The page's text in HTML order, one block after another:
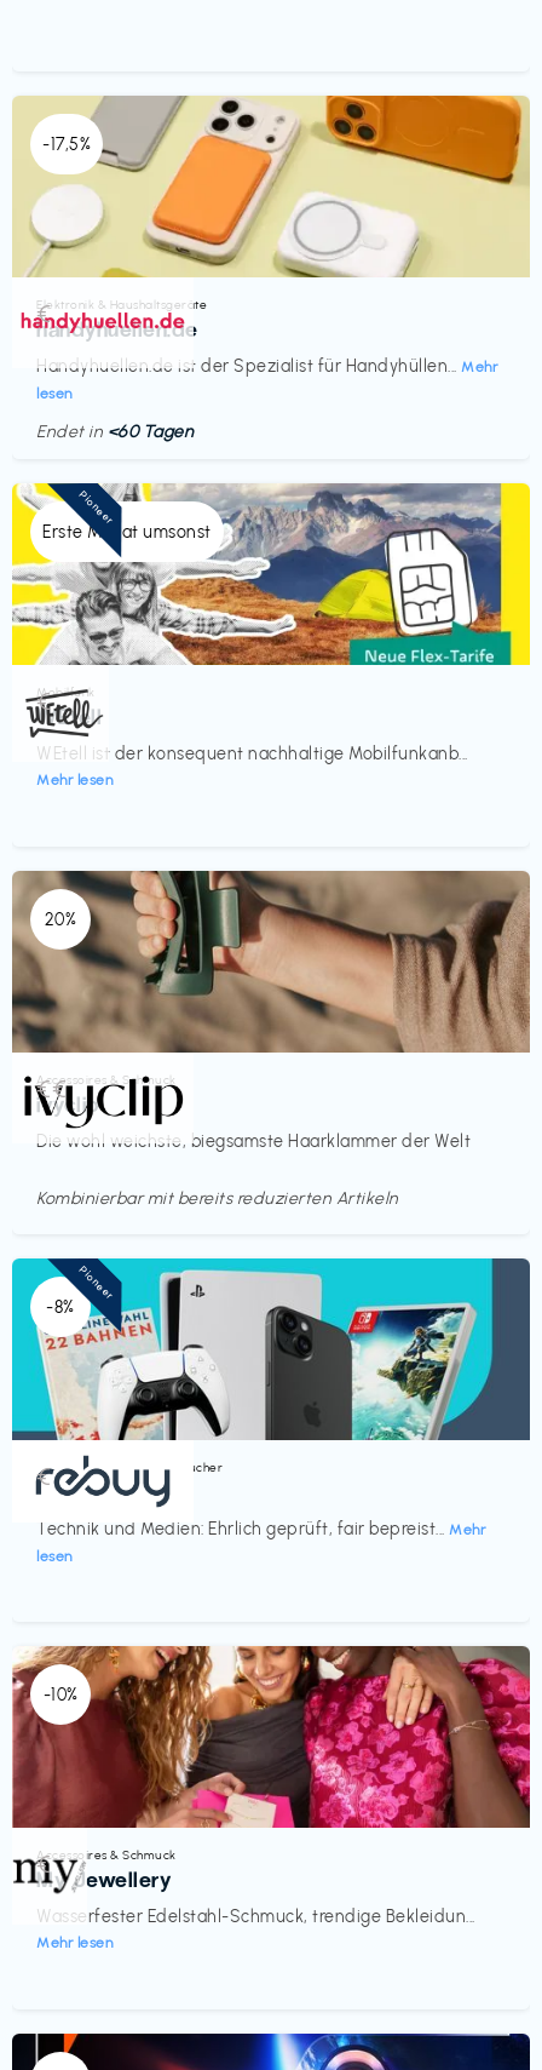
-17,5%
Elektronik & Haushaltsgeräte
handyhuellen.de
Handyhuellen.de ist der Spezialist für Handyhüllen... Mehr
lesen
€‎
Endet in <60 Tagen
Erste Monat umsonst
Mobilfunk
WEtell
WEtell ist der konsequent nachhaltige Mobilfunkanb...
Mehr lesen
€‎
Pioneer
20%
Accessoires & Schmuck
ivyclip
Die wohl weichste, biegsamste Haarklammer der Welt
€€‎
Kombinierbar mit bereits reduzierten Artikeln
-8%
Bücher, Magazine & Hörbücher
rebuy
Technik und Medien: Ehrlich geprüft, fair bepreist... Mehr
lesen
€‎
Pioneer
-10%
Accessoires & Schmuck
My Jewellery
Wasserfester Edelstahl-Schmuck, trendige Bekleidun...
Mehr lesen
€‎